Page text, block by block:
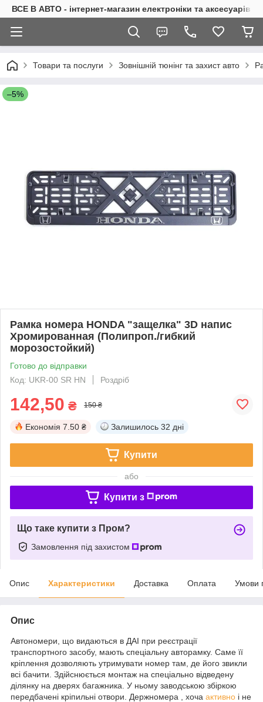
ВСЕ В АВТО - інтернет-магазин електроніки та аксесуарів в
Товари та послуги Зовнішній тюнінг та захист авто
–5%
Рамка номера HONDA "защелка" 3D напис
Хромированная (Полипроп./гибкий
морозостойкий)
Готово до відправки
Код: UKR-00 SR HN
Роздріб
142,50 ₴ 150 ₴
Економія 7.50 ₴ Залишилось 32 дні
Купити
або
Купити з
Що таке купити з Пром?
Замовлення під захистом
Опис Характеристики Доставка Оплата Умови
Опис
Автономери, що видаються в ДАІ при реєстрації
транспортного засобу, мають спеціальну авторамку. Саме її
кріплення дозволяють утримувати номер там, де його звикли
всі бачити. Здійснюється монтаж на спеціально відведену
ділянку на дверях багажника. У ньому заводською збіркою
передбачені кріпильні отвори. Держномера , хоча активно і не